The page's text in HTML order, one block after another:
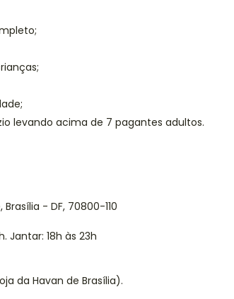
levando acima de 7 pagantes adultos.
- DF, 70800-110
Jantar: 18h às 23h
da Havan de Brasília).